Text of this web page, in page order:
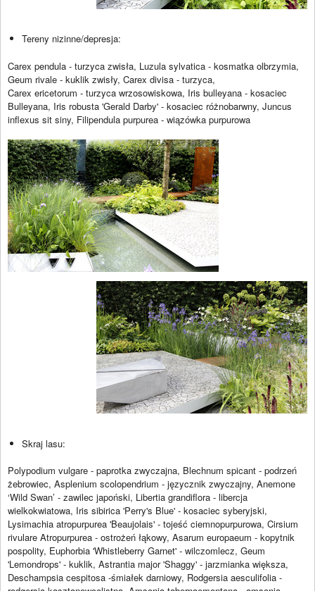
Tereny nizinne/depresja:
Carex pendula - turzyca zwisła, Luzula sylvatica - kosmatka olbrzymia,
Geum rivale - kuklik zwisły, Carex divisa - turzyca,
Carex ericetorum - turzyca wrzosowiskowa, Iris bulleyana - kosaciec
Bulleyana, Iris robusta 'Gerald Darby' - kosaciec różnobarwny, Juncus
inflexus sit siny, Filipendula purpurea - wiązówka purpurowa
Skraj lasu:
Polypodium vulgare - paprotka zwyczajna, Blechnum spicant - podrzeń
żebrowiec, Asplenium scolopendrium - języcznik zwyczajny, Anemone
‘Wild Swan’ - zawilec japoński, Libertia grandiflora - libercja
wielkokwiatowa, Iris sibirica 'Perry's Blue' - kosaciec syberyjski,
Lysimachia atropurpurea 'Beaujolais' - tojeść ciemnopurpurowa, Cirsium
rivulare Atropurpurea - ostrożeń łąkowy, Asarum europaeum - kopytnik
pospolity, Euphorbia 'Whistleberry Garnet' - wilczomlecz, Geum
'Lemondrops' - kuklik, Astrantia major 'Shaggy' - jarzmianka większa,
Deschampsia cespitosa -śmiałek darniowy, Rodgersia aesculifolia -